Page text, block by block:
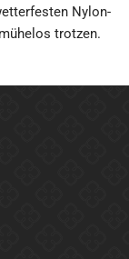
Nylon-
trotzen.